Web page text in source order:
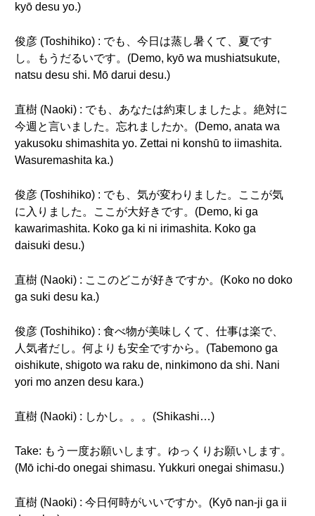
kyō desu yo.)
俊彦 (Toshihiko) : でも、今日は蒸し暑くて、夏です
し。もうだるいです。(Demo, kyō wa mushiatsukute,
natsu desu shi. Mō darui desu.)
直樹 (Naoki) : でも、あなたは約束しましたよ。絶対に
今週と言いました。忘れましたか。(Demo, anata wa
yakusoku shimashita yo. Zettai ni konshū to iimashita.
Wasuremashita ka.)
俊彦 (Toshihiko) : でも、気が変わりました。ここが気
に入りました。ここが大好きです。(Demo, ki ga
kawarimashita. Koko ga ki ni irimashita. Koko ga
daisuki desu.)
直樹 (Naoki) : ここのどこが好きですか。(Koko no doko
ga suki desu ka.)
俊彦 (Toshihiko) : 食べ物が美味しくて、仕事は楽で、
人気者だし。何よりも安全ですから。(Tabemono ga
oishikute, shigoto wa raku de, ninkimono da shi. Nani
yori mo anzen desu kara.)
直樹 (Naoki) : しかし。。。(Shikashi…)
Take: もう一度お願いします。ゆっくりお願いします。
(Mō ichi-do onegai shimasu. Yukkuri onegai shimasu.)
直樹 (Naoki) : 今日何時がいいですか。(Kyō nan-ji ga ii